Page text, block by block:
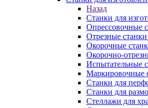
Назад
Станки для
Опрессовочные
Отрезные
Окорочные
Окорочно-
Испытательные
Маркировочные
Станки для
Станки для
Стеллажи для